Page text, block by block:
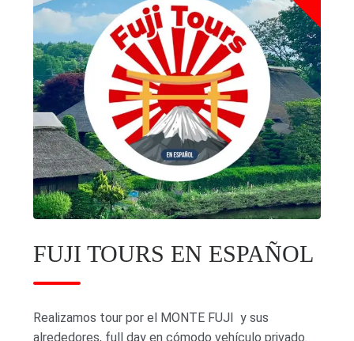
FUJI TOURS EN ESPAÑOL
Realizamos tour por el MONTE FUJI y sus
alrededores, full day en cómodo vehículo privado.